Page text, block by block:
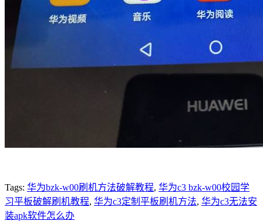
Tags: 华为bzk-w00刷机方法破解教程, 华为c3 bzk-w00校园学
习平板破解刷机教程, 华为c3定制平板刷机方法, 华为c3无法安
装apk软件怎么办